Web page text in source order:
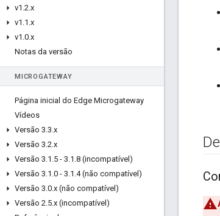
v1 .2.x
v1 .1 .x
v1 .0.x
Notas da versão
MICROGATEWAY
Página inicial do Edge Microgateway
Vídeos
Versão 3.3.x
Versão 3.2.x
Versão 3.1 .5 - 3.1 .8 (incompatível)
Versão 3.1 .0 - 3.1 .4 (não compatível)
Versão 3.0.x (não compatível)
Versão 2.5.x (incompatível)